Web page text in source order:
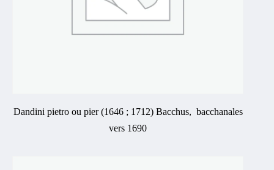
Dandini pietro ou pier (1646 ; 1712) Bacchus, bacchanales
vers 1690